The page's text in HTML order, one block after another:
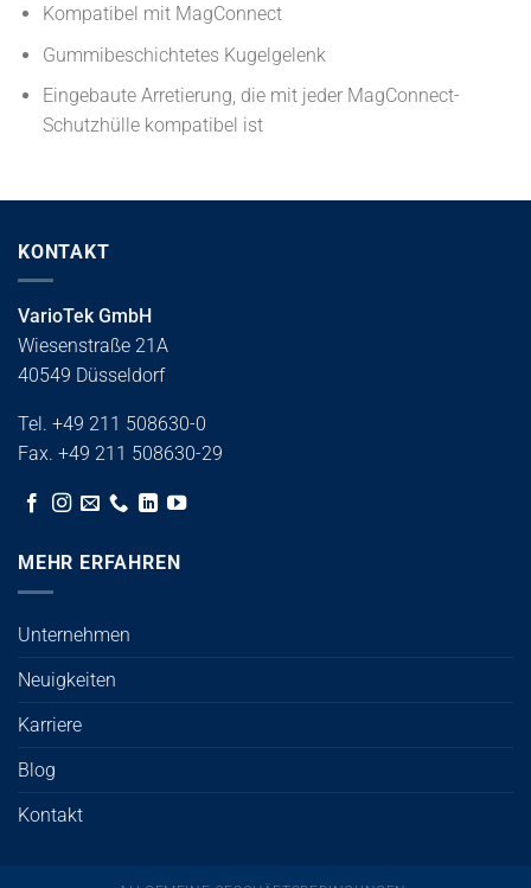
Kompatibel mit MagConnect
Gummibeschichtetes Kugelgelenk
Eingebaute Arretierung, die mit jeder MagConnect-
Schutzhülle kompatibel ist
KONTAKT
VarioTek GmbH
Wiesenstraße 21A
40549 Düsseldorf
Tel. +49 211 508630-0
Fax. +49 211 508630-29
MEHR ERFAHREN
Unternehmen
Neuigkeiten
Karriere
Blog
Kontakt